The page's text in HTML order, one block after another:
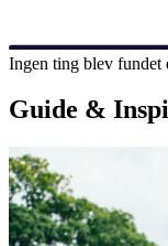
Ingen ting blev fundet
Guide &